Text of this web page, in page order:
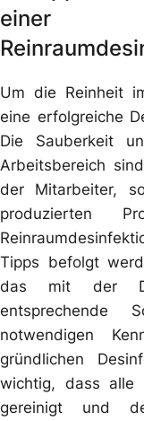
einer
Um die Reinheit
eine erfolgreiche
Die Sauberkeit
Arbeitsbereich
der Mitarbeiter,
produzierten
Tipps befolgt
das mit der
entsprechende
notwendigen
gründlichen
wichtig, dass alle
gereinigt und